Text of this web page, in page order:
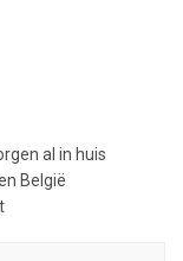
al in huis
België